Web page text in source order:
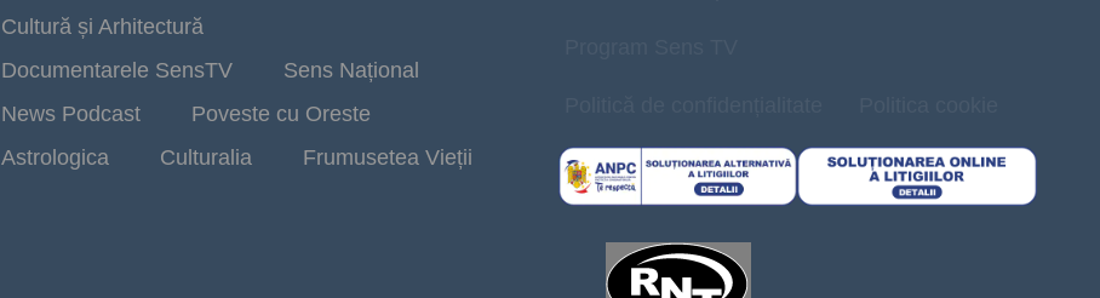
Cultură și Arhitectură
Documentarele SensTV
Sens Național
News Podcast
Poveste cu Oreste
Astrologica
Culturalia Frumusetea Vieții